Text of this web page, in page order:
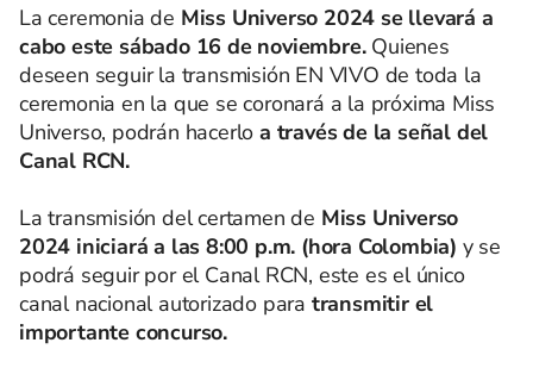
La ceremonia de Miss Universo 2024 se llevará a
cabo este sábado 16 de noviembre.Quienes
deseen seguir la transmisión EN VIVO de toda la
ceremonia en la que se coronará a la próxima Miss
Universo, podrán hacerloa través de la señal del
Canal RCN.
La transmisión del certamen de Miss Universo
2024 iniciará a las 8:00 p.m. (hora Colombia) y se
podrá seguir por el Canal RCN, este es el único
canal nacional autorizado para transmitir el
importante concurso.